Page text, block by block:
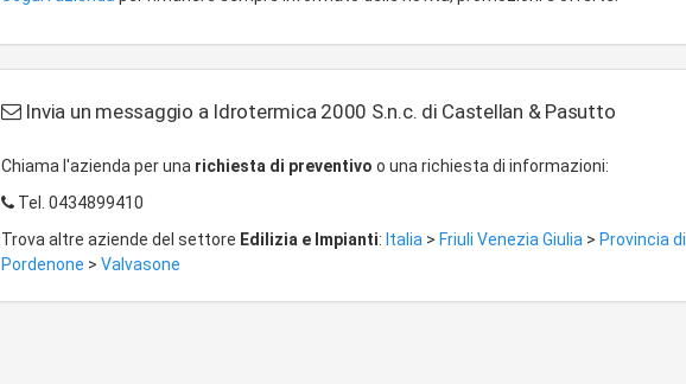
Invia un messaggio a Idrotermica 2000 S.n.c. di Castellan & Pasutto
Chiama l'azienda per una richiesta di preventivo o una richiesta di informazioni:
Tel. 0434899410
Trova altre aziende del settore Edilizia e Impianti: Italia > Friuli Venezia Giulia > Provincia di
Pordenone > Valvasone